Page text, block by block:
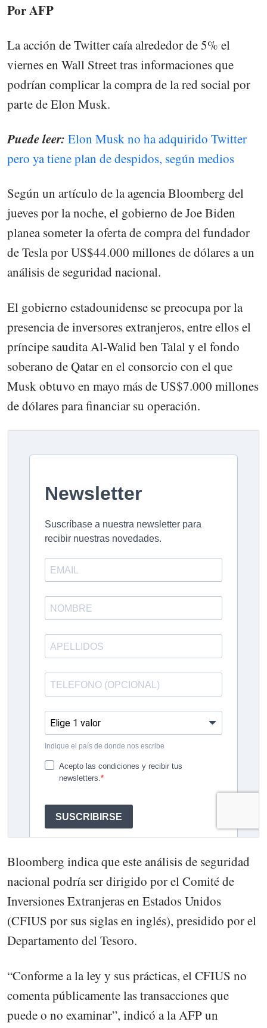
Por AFP
La acción de Twitter caía alrededor de 5% el
viernes en Wall Street tras informaciones que
podrían complicar la compra de la red social por
parte de Elon Musk.
Puede leer: Elon Musk no ha adquirido Twitter
pero ya tiene plan de despidos, según medios
Según un artículo de la agencia Bloomberg del
jueves por la noche, el gobierno de Joe Biden
planea someter la oferta de compra del fundador
de Tesla por US$44.000 millones de dólares a un
análisis de seguridad nacional.
El gobierno estadounidense se preocupa por la
presencia de inversores extranjeros, entre ellos el
príncipe saudita Al-Walid ben Talal y el fondo
soberano de Qatar en el consorcio con el que
Musk obtuvo en mayo más de US$7.000 millones
de dólares para financiar su operación.
Bloomberg indica que este análisis de seguridad
nacional podría ser dirigido por el Comité de
Inversiones Extranjeras en Estados Unidos
(CFIUS por sus siglas en inglés), presidido por el
Departamento del Tesoro.
“Conforme a la ley y sus prácticas, el CFIUS no
comenta públicamente las transacciones que
puede o no examinar”, indicó a la AFP un